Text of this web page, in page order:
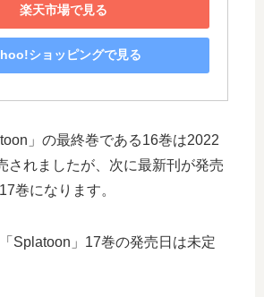
楽天市場で見る
ショッピングで見る
」の最終巻である16巻は2022
されましたが、次に最新刊が発売
巻になります。
Splatoon」17巻の発売日は未定